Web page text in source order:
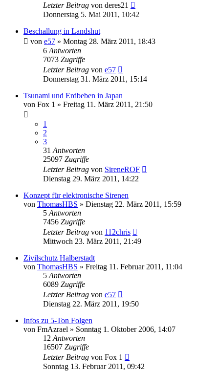
Letzter Beitrag von deres21
Donnerstag 5. Mai 2011, 10:42
Beschallung in Landshut
von e57 » Montag 28. März 2011, 18:43
6 Antworten
7073 Zugriffe
Letzter Beitrag von e57
Donnerstag 31. März 2011, 15:14
Tsunami und Erdbeben in Japan
von Fox 1 » Freitag 11. März 2011, 21:50
1
2
3
31 Antworten
25097 Zugriffe
Letzter Beitrag von SireneROF
Dienstag 29. März 2011, 14:22
Konzept für elektronische Sirenen
von ThomasHBS » Dienstag 22. März 2011, 15:59
5 Antworten
7456 Zugriffe
Letzter Beitrag von 112chris
Mittwoch 23. März 2011, 21:49
Zivilschutz Halberstadt
von ThomasHBS » Freitag 11. Februar 2011, 11:04
5 Antworten
6089 Zugriffe
Letzter Beitrag von e57
Dienstag 22. März 2011, 19:50
Infos zu 5-Ton Folgen
von FmAzrael » Sonntag 1. Oktober 2006, 14:07
12 Antworten
16507 Zugriffe
Letzter Beitrag von Fox 1
Sonntag 13. Februar 2011, 09:42